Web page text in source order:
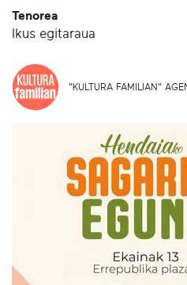
Tenorea
Ikus egitaraua
"KULTURA FAMILIAN"